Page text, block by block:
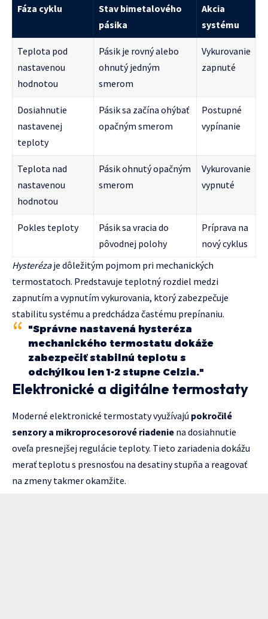
Fáza cyklu
Stav bimetalového
pásika
Akcia
systému
Teplota pod
nastavenou
hodnotou
Pásik je rovný alebo
ohnutý jedným
smerom
Vykurovanie
zapnuté
Dosiahnutie
nastavenej
teploty
Pásik sa začína ohýbať
opačným smerom
Postupné
vypínanie
Teplota nad
nastavenou
hodnotou
Pásik ohnutý opačným
smerom
Vykurovanie
vypnuté
Pokles teploty
Pásik sa vracia do
pôvodnej polohy
Príprava na
nový cyklus
Hysterézaje dôležitým pojmom pri mechanických
termostatoch. Predstavuje teplotný rozdiel medzi
zapnutím a vypnutím vykurovania, ktorý zabezpečuje
stabilitu systému a predchádza častému prepínaniu.
"Správne nastavená hysteréza
mechanického termostatu dokáže
zabezpečiť stabilnú teplotu s
odchýlkou len 1-2 stupne Celzia."
Elektronické a digitálne termostaty
Moderné elektronické termostaty využívajú pokročilé
senzory a mikroprocesorové riadenie na dosiahnutie
oveľa presnejšej regulácie teploty. Tieto zariadenia dokážu
merať teplotu s presnosťou na desatiny stupňa a reagovať
na zmeny takmer okamžite.